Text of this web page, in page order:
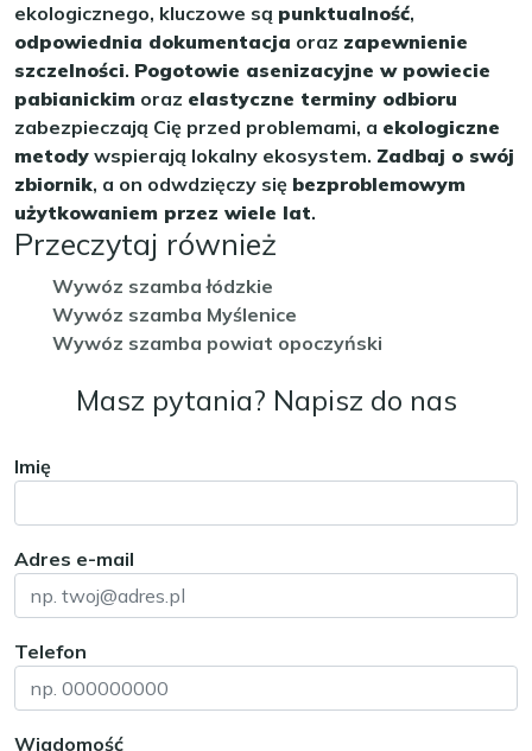
ekologicznego, kluczowe są punktualność,
odpowiednia dokumentacja oraz zapewnienie
szczelności. Pogotowie asenizacyjne w powiecie
pabianickim oraz elastyczne terminy odbioru
zabezpieczają Cię przed problemami, a ekologiczne
metody wspierają lokalny ekosystem. Zadbaj o swój
zbiornik, a on odwdzięczy się bezproblemowym
użytkowaniem przez wiele lat.
Przeczytaj również
Wywóz szamba łódzkie
Wywóz szamba Myślenice
Wywóz szamba powiat opoczyński
Masz pytania? Napisz do nas
Imię
Adres e-mail
Telefon
Wiadomość